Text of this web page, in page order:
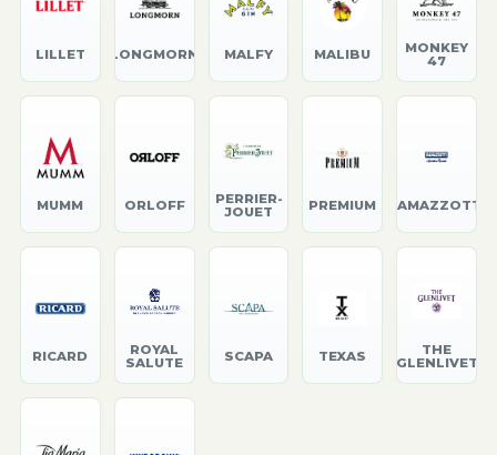
LILLET LONGMORN MALFY MALIBU
MONKEY
47
MUMM ORLOFF
PERRIER-
JOUET
PREMIUM RAMAZZOTTI
RICARD
ROYAL
SALUTE
SCAPA TEXAS
THE
GLENLIVET